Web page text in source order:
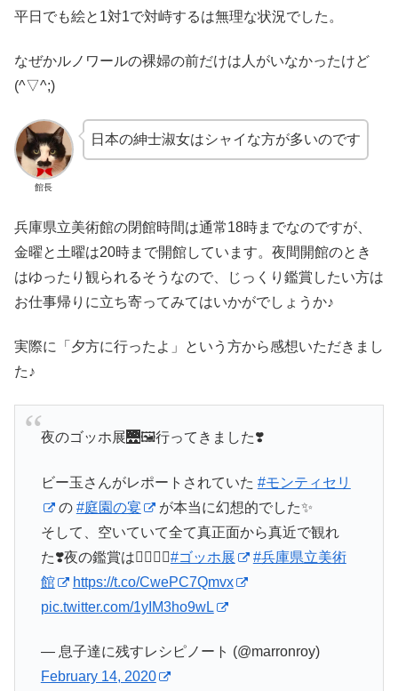
平日でも絵と1対1で対峙するは無理な状況でした。
なぜかルノワールの裸婦の前だけは人がいなかったけど
(^▽^;)
館長
日本の紳士淑女はシャイな方が多いのです
兵庫県立美術館の閉館時間は通常18時までなのですが、
金曜と土曜は20時まで開館しています。夜間開館のとき
はゆったり観られるそうなので、じっくり鑑賞したい方は
お仕事帰りに立ち寄ってみてはいかがでしょうか♪
実際に「夕方に行ったよ」という方から感想いただきまし
た♪
夜のゴッホ展🌉🖼行ってきました❣️
ビー玉さんがレポートされていた #モンティセリ
の #庭園の宴
が本当に幻想的でした✨
そして、空いていて全て真正面から真近で観れ
た❣️夜の鑑賞は👍🏻👍🏻#ゴッホ展
#兵庫県立美術
館
https://t.co/CwePC7Qmvx
pic.twitter.com/1yIM3ho9wL
— 息子達に残すレシピノート (@marronroy)
February 14, 2020